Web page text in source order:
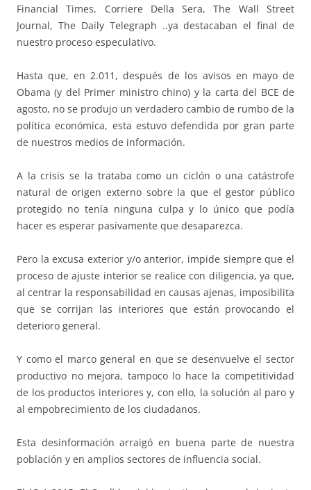
Financial Times, Corriere Della Sera, The Wall Street
Journal, The Daily Telegraph ..ya destacaban el final de
nuestro proceso especulativo.
Hasta que, en 2.011, después de los avisos en mayo de
Obama (y del Primer ministro chino) y la carta del BCE de
agosto, no se produjo un verdadero cambio de rumbo de la
política económica, esta estuvo defendida por gran parte
de nuestros medios de información.
A la crisis se la trataba como un ciclón o una catástrofe
natural de origen externo sobre la que el gestor público
protegido no tenía ninguna culpa y lo único que podía
hacer es esperar pasivamente que desaparezca.
Pero la excusa exterior y/o anterior, impide siempre que el
proceso de ajuste interior se realice con diligencia, ya que,
al centrar la responsabilidad en causas ajenas, imposibilita
que se corrijan las interiores que están provocando el
deterioro general.
Y como el marco general en que se desenvuelve el sector
productivo no mejora, tampoco lo hace la competitividad
de los productos interiores y, con ello, la solución al paro y
al empobrecimiento de los ciudadanos.
Esta desinformación arraigó en buena parte de nuestra
población y en amplios sectores de influencia social.